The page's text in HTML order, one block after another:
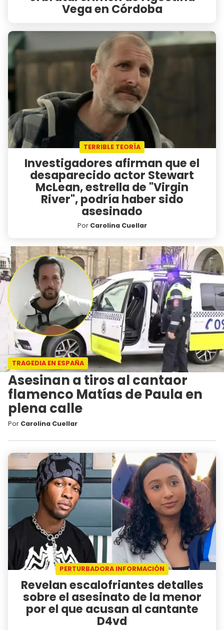
Vega en Córdoba
TERRIBLE TEORÍA
Investigadores afirman que el
desaparecido actor Stewart
McLean, estrella de "Virgin
River", podría haber sido
asesinado
Por Carolina Cuellar
TRAGEDIA EN ESPAÑA
Asesinan a tiros al cantaor
flamenco Matías de Paula en
plena calle
Por Carolina Cuellar
PERTURBADORA INFORMACIÓN
Revelan escalofriantes detalles
sobre el asesinato de la menor
por el que acusan al cantante
D4vd